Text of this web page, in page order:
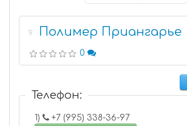
9 Полимер Приангарье
0
Телефон:
1)
+7 (995) 338-36-97